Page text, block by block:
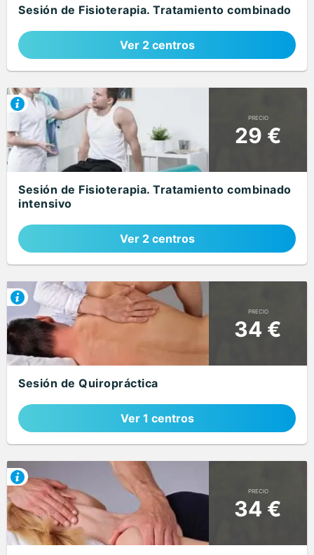
Sesión de Fisioterapia. Tratamiento combinado
Ver 2 centros
PRECIO
29 €
Sesión de Fisioterapia. Tratamiento combinado
intensivo
Ver 2 centros
PRECIO
34 €
Sesión de Quiropráctica
Ver 1 centros
PRECIO
34 €